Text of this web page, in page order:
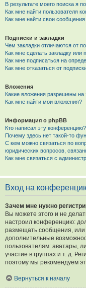
В результате моего поиска я
Как мне найти пользователя
Как мне найти свои
Подписки и закладки
Чем закладки отличаются от
Как мне сделать закладку
Как мне подписаться на
Как мне отказаться от
Вложения
Какие вложения разрешены на
Как мне найти мои вложения?
Информация о phpBB
Кто написал эту конференцию?
Почему здесь нет такой-то
С кем можно связаться по
юридических вопросов,
Как мне связаться с
Вход на
Зачем мне нужно
Вы можете этого и не
настроил конференцию:
размещать сообщения, или
дополнительные
пользователям: аватары,
участие в группах и т. д.
поэтому мы рекомендуем
Вернуться к началу